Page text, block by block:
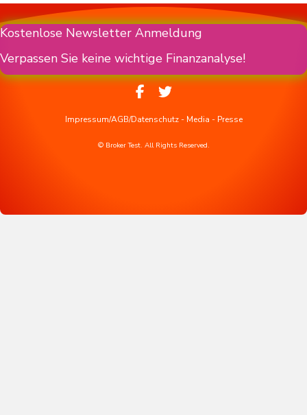
Kostenlose Newsletter Anmeldung
Verpassen Sie keine wichtige Finanzanalyse!
Impressum/AGB/Datenschutz- Media - Presse
© Broker Test. All Rights Reserved.